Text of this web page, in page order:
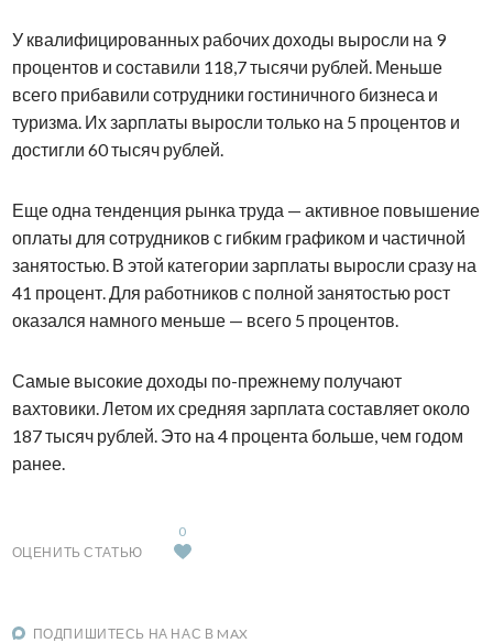
У квалифицированных рабочих доходы выросли на 9
процентов и составили 118,7 тысячи рублей. Меньше
всего прибавили сотрудники гостиничного бизнеса и
туризма. Их зарплаты выросли только на 5 процентов и
достигли 60 тысяч рублей.
Еще одна тенденция рынка труда — активное повышение
оплаты для сотрудников с гибким графиком и частичной
занятостью. В этой категории зарплаты выросли сразу на
41 процент. Для работников с полной занятостью рост
оказался намного меньше — всего 5 процентов.
Самые высокие доходы по-прежнему получают
вахтовики. Летом их средняя зарплата составляет около
187 тысяч рублей. Это на 4 процента больше, чем годом
ранее.
ОЦЕНИТЬ СТАТЬЮ
0
ПОДПИШИТЕСЬ НА НАС В MAX